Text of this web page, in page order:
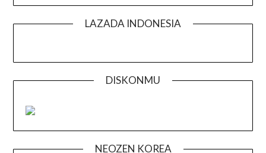
LAZADA INDONESIA
DISKONMU
NEOZEN KOREA